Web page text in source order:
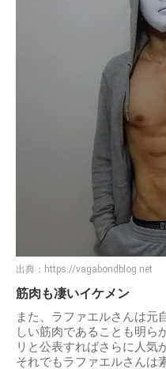
出典： https://vagabondblog.net
筋肉も凄いイケメン
また、ラファエルさんは元
しい筋肉であることも明ら
リと公表すればさらに人気
それでもラファエルさんは